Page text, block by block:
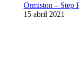
Ormiston – Step
15 abril 2021